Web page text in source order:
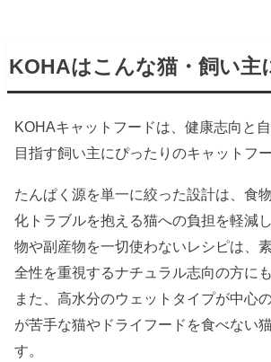
KOHAはこんな猫・飼い主
KOHAキャットフードは、健康志向と
目指す飼い主にぴったりのキャットフー
たんぱく源を単一に絞った設計は、食
化トラブルを抱える猫への負担を軽減
物や副産物を一切使わないレシピは、
全性を重視するナチュラル志向の方に
また、高水分のウェットタイプが中心
が苦手な猫やドライフードを食べない
す。